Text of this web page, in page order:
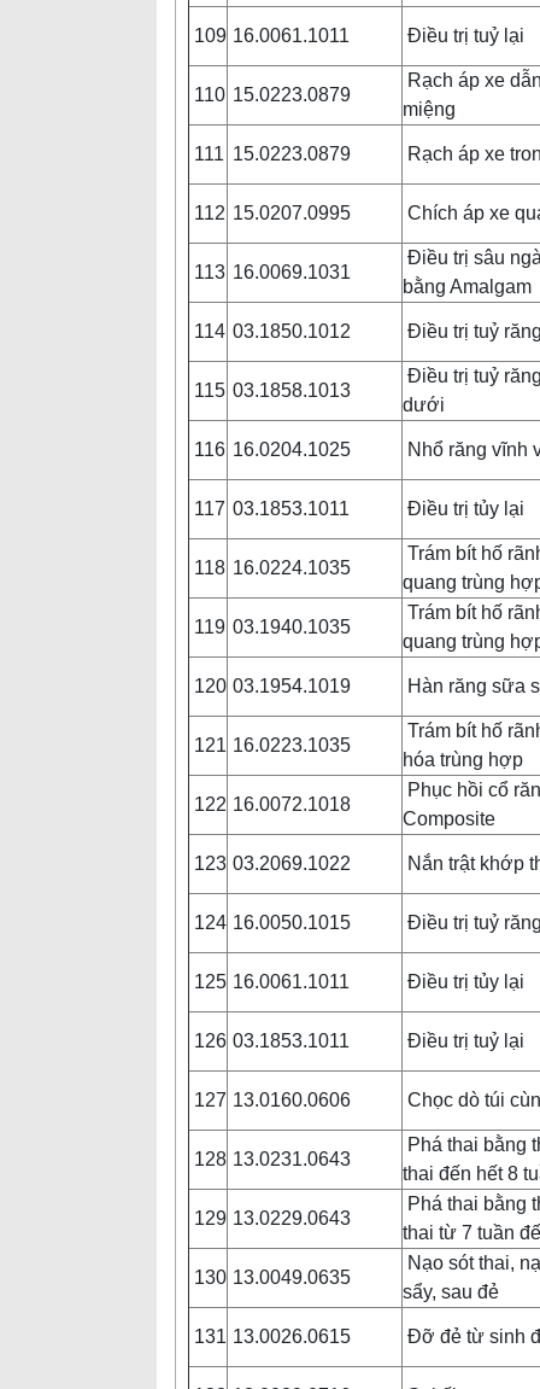
109 16.0061.1011 Điều trị tuỷ lại
110 15.0223.0879
Rạch áp xe
miệng
111 15.0223.0879 Rạch áp xe
112 15.0207.0995 Chích áp xe
113 16.0069.1031
Điều trị sâu
bằng Amalgam
114 03.1850.1012 Điều trị tuỷ
115 03.1858.1013
Điều trị tuỷ
dưới
116 16.0204.1025 Nhổ răng vĩnh
117 03.1853.1011 Điều trị tủy lại
118 16.0224.1035
Trám bít hố
quang trùng
119 03.1940.1035
Trám bít hố
quang trùng
120 03.1954.1019 Hàn răng sữa
121 16.0223.1035
Trám bít hố
hóa trùng hợp
122 16.0072.1018
Phục hồi cổ
Composite
123 03.2069.1022 Nắn trật khớp
124 16.0050.1015 Điều trị tuỷ
125 16.0061.1011 Điều trị tủy lại
126 03.1853.1011 Điều trị tuỷ lại
127 13.0160.0606 Chọc dò túi
128 13.0231.0643
Phá thai bằng
thai đến hết 8
129 13.0229.0643
Phá thai bằng
thai từ 7 tuần
130 13.0049.0635
Nạo sót thai,
sẩy, sau đẻ
131 13.0026.0615 Đỡ đẻ từ sinh